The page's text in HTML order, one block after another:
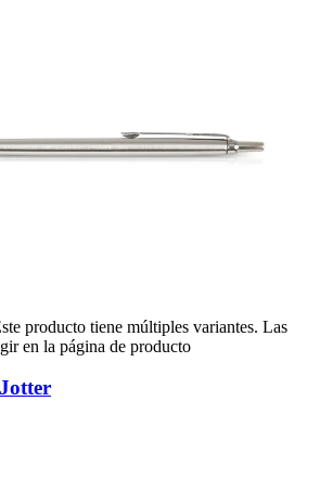
producto tiene múltiples variantes. Las
en la página de producto